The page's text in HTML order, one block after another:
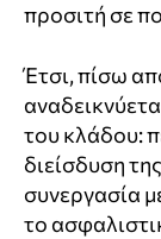
προσιτή σε
Έτσι, πίσω
του κλάδου:
διείσδυση
συνεργασία
το